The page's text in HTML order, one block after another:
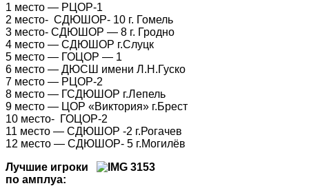
1 место — РЦОР-1
2 место- СДЮШОР- 10 г. Гомель
3 место- СДЮШОР — 8 г. Гродно
4 место — СДЮШОР г.Слуцк
5 место — ГОЦОР — 1
6 место — ДЮСШ имени Л.Н.Гуско
7 место — РЦОР-2
8 место — ГСДЮШОР г.Лепель
9 место — ЦОР «Виктория» г.Брест
10 место- ГОЦОР-2
11 место — СДЮШОР -2 г.Рогачев
12 место — СДЮШОР- 5 г.Могилёв
Лучшие игроки
по амплуа: